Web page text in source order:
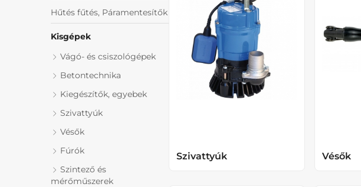
Hűtés fűtés, Páramentesítők
Kisgépek
Vágó- és csiszológépek
Betontechnika
Kiegészítők, egyebek
Szivattyúk
Vésők
Fúrók
Szintező és
mérőműszerek
Szivattyúk Vésők